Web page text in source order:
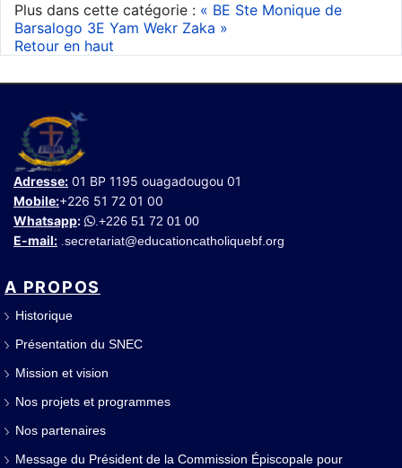
Plus dans cette catégorie : « BE Ste Monique de
Barsalogo 3E Yam Wekr Zaka »
Retour en haut
Adresse: 01 BP 1195 ouagadougou 01
Mobile:+226 51 72 01 00
Whatsapp: +226 51 72 01 00
E-mail: secretariat@educationcatholiquebf.org
A PROPOS
Historique
Présentation du SNEC
Mission et vision
Nos projets et programmes
Nos partenaires
Message du Président de la Commission Épiscopale pour